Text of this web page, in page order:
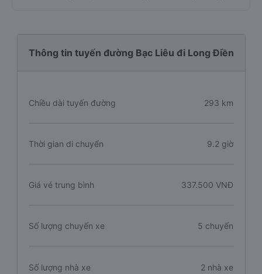
Thông tin tuyến đường Bạc Liêu đi Long Điền
Chiều dài tuyến đường 293 km
Thời gian di chuyển 9.2 giờ
Giá vé trung bình 337.500 VNĐ
Số lượng chuyến xe 5 chuyến
Số lượng nhà xe 2 nhà xe